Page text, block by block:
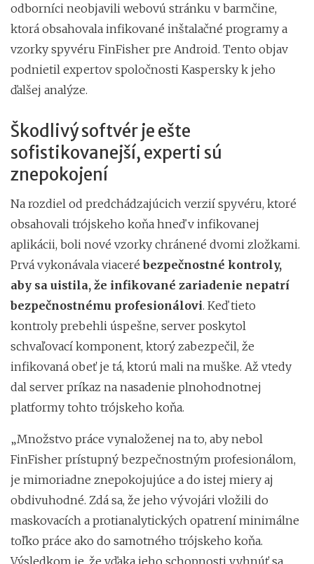
odborníci neobjavili webovú stránku v barmčine,
ktorá obsahovala infikované inštalačné programy a
vzorky spyvéru FinFisher pre Android. Tento objav
podnietil expertov spoločnosti Kaspersky k jeho
ďalšej analýze.
Škodlivý softvér je ešte
sofistikovanejší, experti sú
znepokojení
Na rozdiel od predchádzajúcich verzií spyvéru, ktoré
obsahovali trójskeho koňa hneď v infikovanej
aplikácii, boli nové vzorky chránené dvomi zložkami.
Prvá vykonávala viacerébezpečnostné kontroly,
aby sa uistila, že infikované zariadenie nepatrí
bezpečnostnému profesionálovi. Keď tieto
kontroly prebehli úspešne, server poskytol
schvaľovací komponent, ktorý zabezpečil, že
infikovaná obeť je tá, ktorú mali na muške. Až vtedy
dal server príkaz na nasadenie plnohodnotnej
platformy tohto trójskeho koňa.
„Množstvo práce vynaloženej na to, aby nebol
FinFisher prístupný bezpečnostným profesionálom,
je mimoriadne znepokojujúce a do istej miery aj
obdivuhodné. Zdá sa, že jeho vývojári vložili do
maskovacích a protianalytických opatrení minimálne
toľko práce ako do samotného trójskeho koňa.
Výsledkom je, že vďaka jeho schopnosti vyhnúť sa